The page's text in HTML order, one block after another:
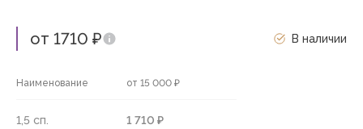
от 1710 ₽ В наличии
Наименование от 15 000 ₽
1,5 сп.
1 710 ₽